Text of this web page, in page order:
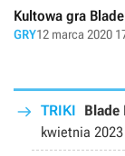
Kultowa gra
GRY12 marca 2020
TRIKI Blade
kwietnia 2023